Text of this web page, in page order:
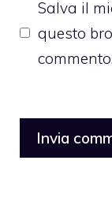
Salva il
questo
commento.